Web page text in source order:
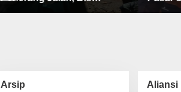
Sekolah, Jalan Rusak Berat
Arsip Aliansi